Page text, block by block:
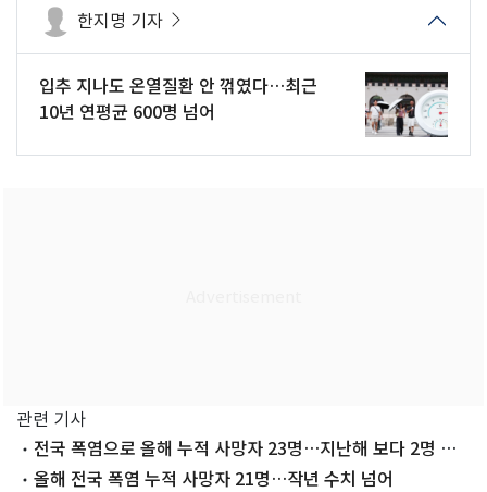
한지명 기자
입추 지나도 온열질환 안 꺾였다…최근
10년 연평균 600명 넘어
관련 기사
전국 폭염으로 올해 누적 사망자 23명…지난해 보다 2명 늘
어 올해 전국 폭염 누적 사망자 21명…작년 수치 넘어